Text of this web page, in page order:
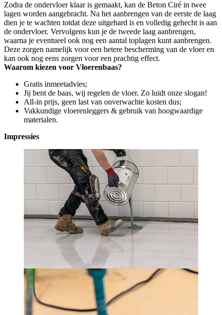
Zodra de ondervloer klaar is gemaakt, kan de Beton Ciré in twee
lagen worden aangebracht. Na het aanbrengen van de eerste de laag
dien je te wachten totdat deze uitgehard is en volledig gehecht is aan
de ondervloer. Vervolgens kun je de tweede laag aanbrengen,
waarna je eventueel ook nog een aantal toplagen kunt aanbrengen.
Deze zorgen namelijk voor een betere bescherming van de vloer en
kan ook nog eens zorgen voor een prachtig effect.
Waarom kiezen voor Vloerenbaas?
Gratis inmeetadvies;
Jij bent de baas, wij regelen de vloer. Zo luidt onze slogan!
All-in prijs, geen last van onverwachte kosten dus;
Vakkundige vloerenleggers & gebruik van hoogwaardige
materialen.
Impressies